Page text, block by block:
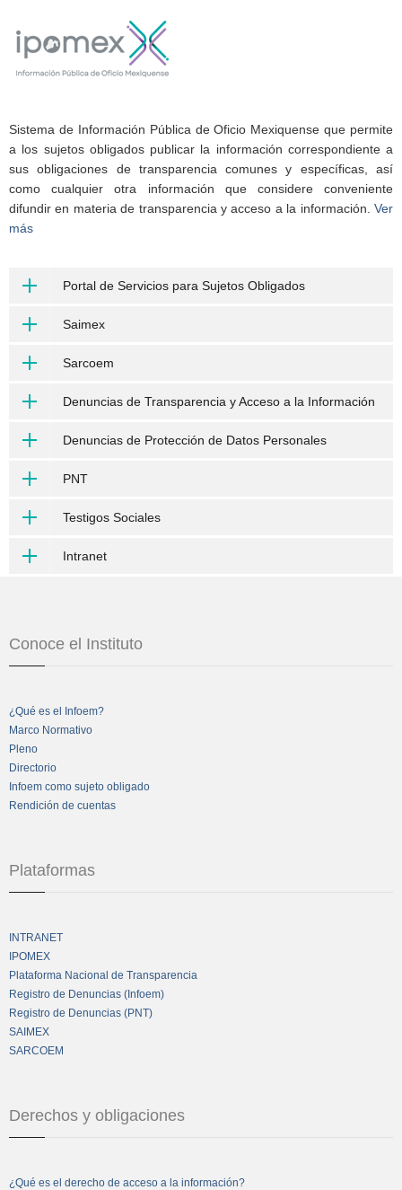
Sistema de Información Pública de Oficio Mexiquense que permite
a los sujetos obligados publicar la información correspondiente a
sus obligaciones de transparencia comunes y específicas, así
como cualquier otra información que considere conveniente
difundir en materia de transparencia y acceso a la información. Ver
más
Portal de Servicios para Sujetos Obligados
Saimex
Sarcoem
Denuncias de Transparencia y Acceso a la Información
Denuncias de Protección de Datos Personales
PNT
Testigos Sociales
Intranet
Conoce el Instituto
¿Qué es el Infoem?
Marco Normativo
Pleno
Directorio
Infoem como sujeto obligado
Rendición de cuentas
Plataformas
INTRANET
IPOMEX
Plataforma Nacional de Transparencia
Registro de Denuncias (Infoem)
Registro de Denuncias (PNT)
SAIMEX
SARCOEM
Derechos y obligaciones
¿Qué es el derecho de acceso a la información?